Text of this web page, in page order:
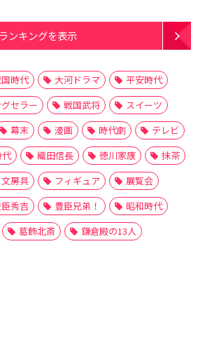
ランキングを表示
時代 大河ドラマ
平安時代
セラー 戦国武将
スイーツ
幕末 漫画 時代劇
テレビ
織田信長 徳川家康
抹茶
文房具 フィギュア
展覧会
秀吉 豊臣兄弟！
昭和時代
葛飾北斎 鎌倉殿の13人